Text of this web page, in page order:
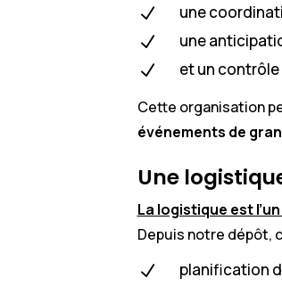
N une
N une
N et un
Cette organisation
événements de
Une
La logistique est
Depuis notre dépôt,
N
planification